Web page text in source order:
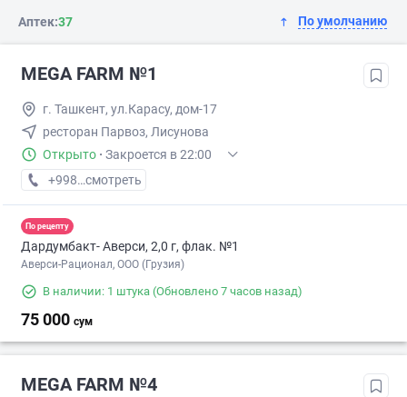
Аптек:37 По умолчанию
MEGA FARM №1
г. Ташкент, ул.Карасу, дом-17
ресторан Парвоз, Лисунова
Открыто · Закроется в 22:00
+998 (71) XXX-XX-XX
смотреть
По рецепту
Дардумбакт- Аверси, 2,0 г, флак. №1
Аверси-Рационал, ООО (Грузия)
В наличии: 1 штука (Обновлено 7 часов назад)
75 000 сум
MEGA FARM №4